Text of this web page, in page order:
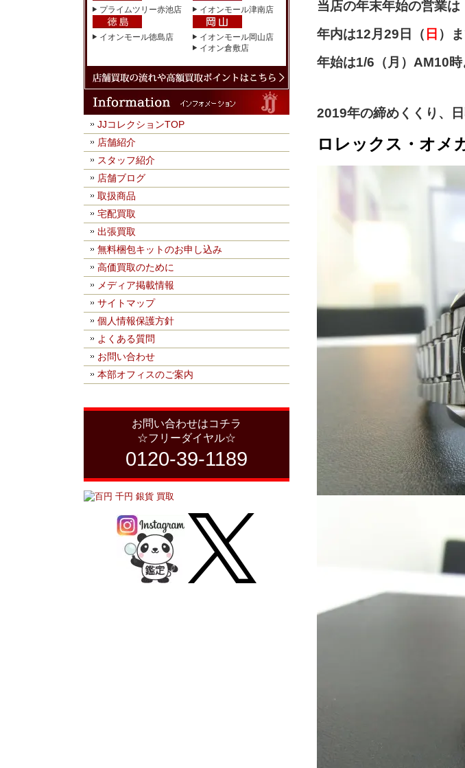
プライムツリー赤池店 イオンモール津南店
イオンモール徳島店
イオンモール岡山店
イオン倉敷店
JJコレクションTOP
店舗紹介
スタッフ紹介
店舗ブログ
取扱商品
宅配買取
出張買取
無料梱包キットのお申し込み
高価買取のために
メディア掲載情報
サイトマップ
個人情報保護方針
よくある質問
お問い合わせ
本部オフィスのご案内
お問い合わせはコチラ
☆フリーダイヤル☆
0120-39-1189
当店の年末年始の営業は
年内は12月29日（ 日 ）
年始は1/6（月）AM10時
2019年の締めくくり、
ロレックス・オメ